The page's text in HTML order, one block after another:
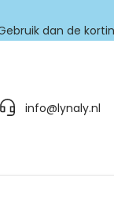
dan de
info@lynaly.nl